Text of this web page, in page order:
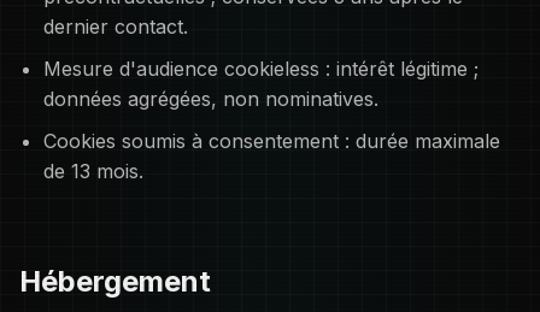
dernier contact.
Mesure d'audience cookieless : intérêt légitime ;
données agrégées, non nominatives.
Cookies soumis à consentement : durée maximale
de 13 mois.
Hébergement